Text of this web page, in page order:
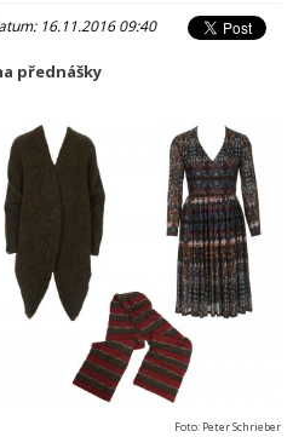
16.11.2016 09:40
přednášky
Foto: Peter Schrieber